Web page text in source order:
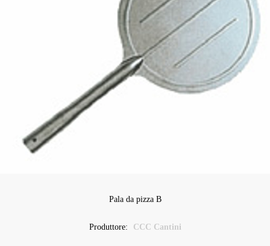
Pala da pizza B
Produttore: CCC Cantini